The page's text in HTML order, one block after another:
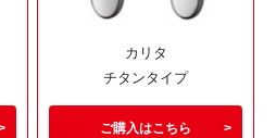
カリタ
チタンタイプ
ご購入はこちら